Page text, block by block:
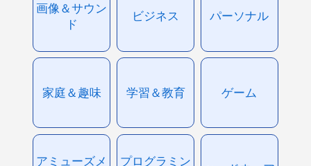
画像＆サウン
ド
ビジネス パーソナル
家庭＆趣味 学習＆教育 ゲーム
アミューズメ
プログラミン